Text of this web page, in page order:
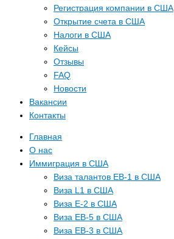
Регистрация компании в США
Открытие счета в США
Налоги в США
Кейсы
Отзывы
FAQ
Новости
Вакансии
Контакты
Главная
О нас
Иммиграция в США
Виза талантов EB-1 в США
Виза L1 в США
Виза E-2 в США
Виза EB-5 в США
Виза EB-3 в США